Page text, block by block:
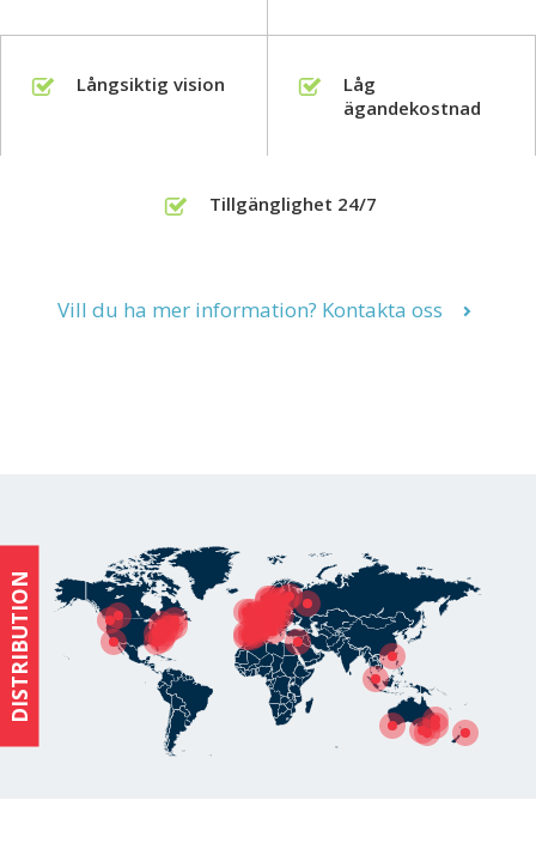
Långsiktig vision
Låg
ägandekostnad
Tillgänglighet 24/7
Vill du ha mer information? Kontakta oss
DISTRIBUTION